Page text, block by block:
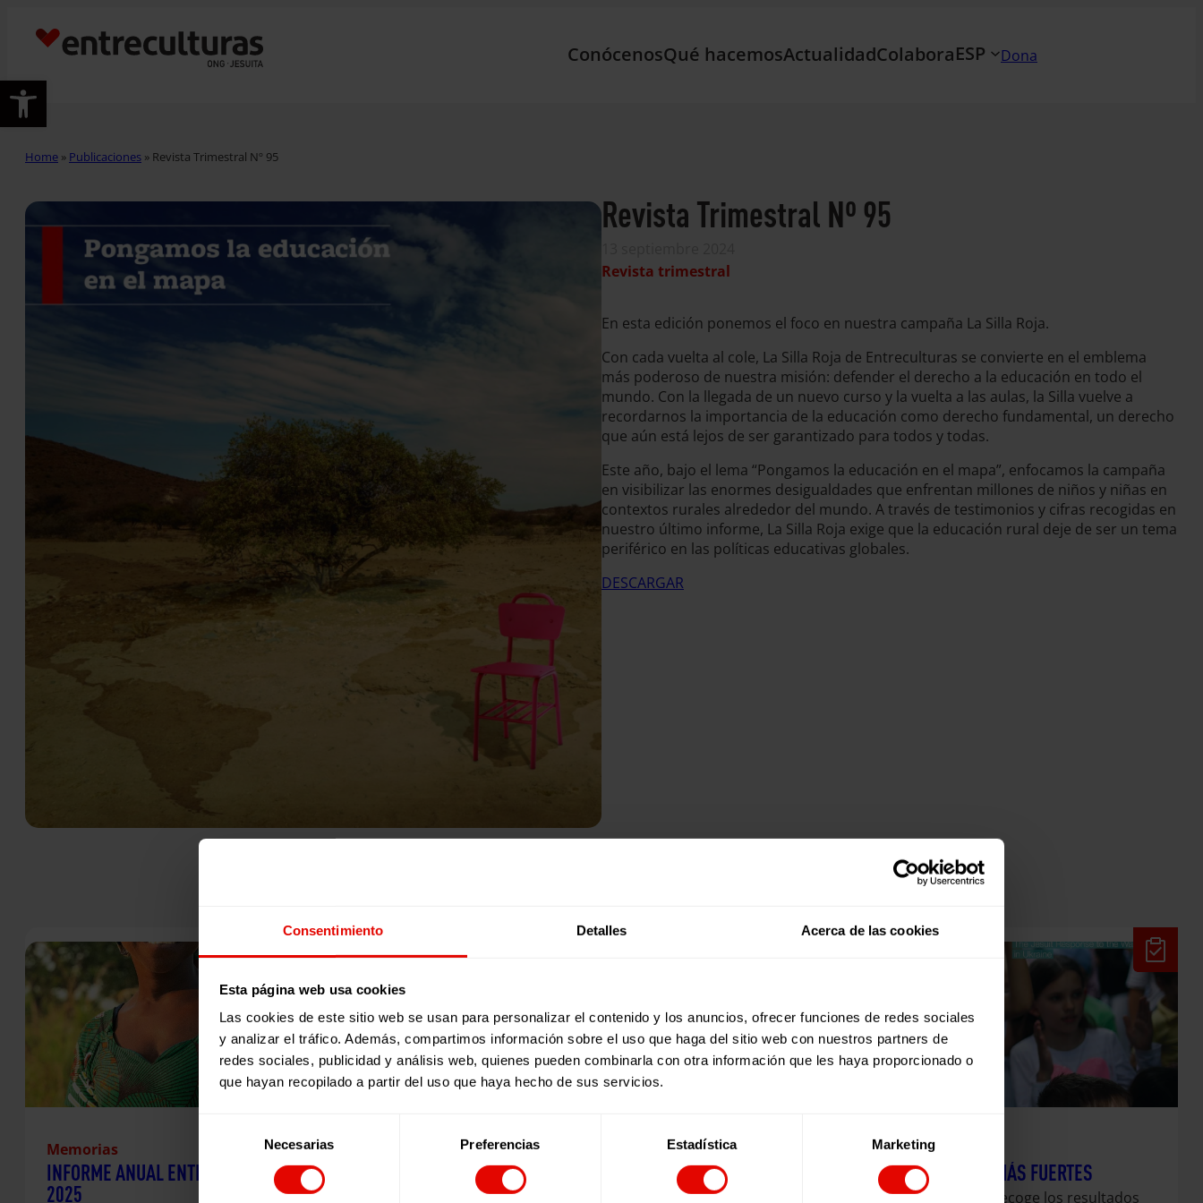
Consentimiento Detalles Acerca de las cookies
Esta página web usa cookies
Las cookies de este sitio web se usan para personalizar el contenido y los anuncios, ofrecer funciones de redes sociales
y analizar el tráfico. Además, compartimos información sobre el uso que haga del sitio web con nuestros partners de
redes sociales, publicidad y análisis web, quienes pueden combinarla con otra información que les haya proporcionado o
que hayan recopilado a partir del uso que haya hecho de sus servicios.
consentimiento
Necesarias Preferencias Estadística Marketing
Abrir barra de herramientas
ConócenosQué hacemosActualidadColaboraESP Dona
Home » Publicaciones » Revista Trimestral Nº 95
Revista Trimestral Nº 95
Revista trimestral
En esta edición ponemos el foco en nuestra campaña La Silla Roja.
Con cada vuelta al cole, La Silla Roja de Entreculturas se convierte en el emblema
más poderoso de nuestra misión: defender el derecho a la educación en todo el
mundo. Con la llegada de un nuevo curso y la vuelta a las aulas, la Silla vuelve a
recordarnos la importancia de la educación como derecho fundamental, un derecho
que aún está lejos de ser garantizado para todos y todas.
Este año, bajo el lema “Pongamos la educación en el mapa”, enfocamos la campaña
en visibilizar las enormes desigualdades que enfrentan millones de niños y niñas en
contextos rurales alrededor del mundo. A través de testimonios y cifras recogidas en
nuestro último informe, La Silla Roja exige que la educación rural deje de ser un tema
periférico en las políticas educativas globales.
DESCARGAR
Memorias
INFORME ANUAL ENTRECULTURAS
2025
Revista trimestral
REVISTA TRIMESTRAL Nº 101
En este número de la revista de
Evaluaciones
JUNTAS SOMOS MÁS FUERTES
Esta publicación recoge los resultados